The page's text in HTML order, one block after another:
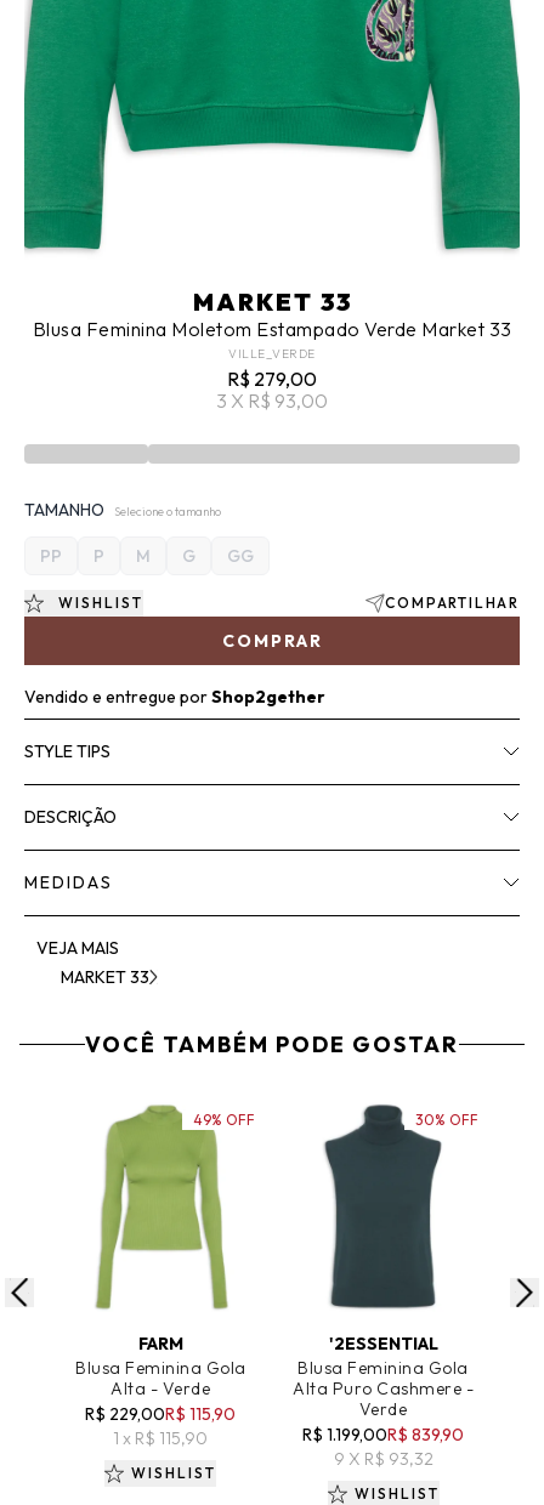
MARKET 33
Blusa Feminina Moletom Estampado Verde Market 33
VILLE_VERDE
R$ 279,00
3 X R$ 93,00
TAMANHO Selecione o tamanho
PP P M G GG
COMPRAR
WISHLIST COMPARTILHAR
Vendido e entregue porShop2gether
STYLE TIPS
DESCRIÇÃO
MEDIDAS
VEJA MAIS
MARKET 33
VOCÊ TAMBÉM PODE GOSTAR
ADICIONAR AO CARRINHO
FARM
Blusa Feminina Gola
Alta - Verde
R$ 229,00R$ 115,90
1 x R$ 115,90
49% OFF
WISHLIST
ADICIONAR AO CARRINHO
'2ESSENTIAL
Blusa Feminina Gola
Alta Puro Cashmere -
Verde
R$ 1.199,00R$ 839,90
9 X R$ 93,32
30% OFF
WISHLIST